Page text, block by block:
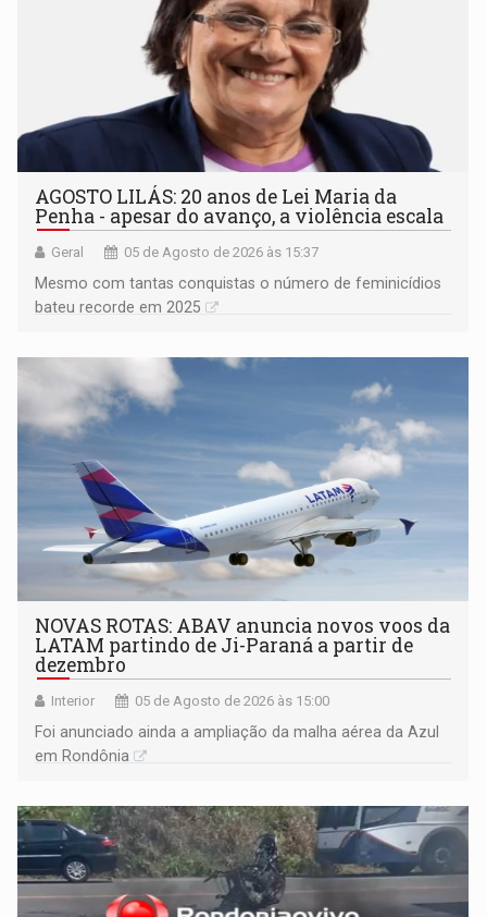
AGOSTO LILÁS: 20 anos de Lei Maria da
Penha - apesar do avanço, a violência escala
Geral 05 de Agosto de 2026 às 15:37
Mesmo com tantas conquistas o número de feminicídios
bateu recorde em 2025
NOVAS ROTAS: ABAV anuncia novos voos da
LATAM partindo de Ji-Paraná a partir de
dezembro
Interior 05 de Agosto de 2026 às 15:00
Foi anunciado ainda a ampliação da malha aérea da Azul
em Rondônia